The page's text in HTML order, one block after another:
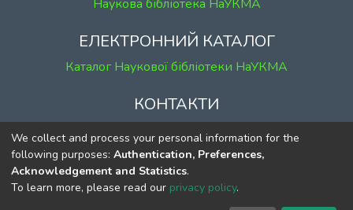
Наукова бібліотека НаУКМА
ЕЛЕКТРОННИЙ КАТАЛОГ
Каталог Наукової бібліотеки НаУКМА
КОНТАКТИ
м. Київ, вул. Григорія Сковороди, 2
к. 1, к. 120
тел. (044) 463-69-31
ekmair@ukma.edu.ua
We collect and process your personal information for the
following purposes: Authentication, Preferences,
Acknowledgement and Statistics.
To learn more, please read our privacy policy.